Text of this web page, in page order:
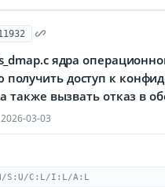
ядра
доступ к
также вызвать отказ в
2026-03-03
S:U/C:L/I:L/A:L